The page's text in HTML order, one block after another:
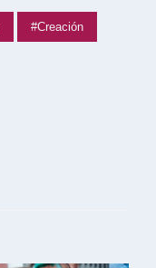
#Creación